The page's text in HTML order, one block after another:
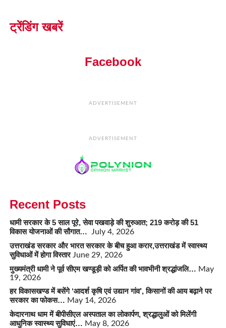
ट्रेंडिंग खबरें
Facebook
ADVERTISEMENT
ADVERTISEMENT
Recent Posts
धामी सरकार के 5 साल पूरे, सेवा पखवाड़े की शुरुआत; 219 करोड़ की 51
विकास योजनाओं की सौगात…
July 4, 2026
उत्तराखंड सरकार और भारत सरकार के बीच हुआ करार,उत्तराखंड में स्वास्थ्य
सुविधाओं में होगा विस्तार June 29, 2026
मुख्यमंत्री धामी ने पूर्व सीएम खण्डूड़ी को अर्पित की भावभीनी श्रद्धांजलि… May
19, 2026
हर विकासखण्ड में बसेंगे ‘आदर्श कृषि एवं उद्यान गांव’, किसानों की आय बढ़ाने पर
सरकार का फोकस… May 14, 2026
केदारनाथ धाम में बीपीसीएल अस्पताल का लोकार्पण, श्रद्धालुओं को मिलेंगी
आधुनिक स्वास्थ्य सुविधाएं… May 8, 2026